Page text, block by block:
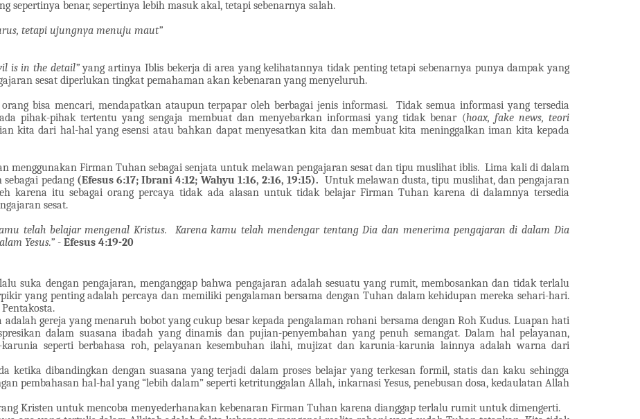
sepertinya benar, sepertinya lebih masuk akal, tetapi sebenarnya salah.
tetapi ujungnya menuju maut”
is in the detail”yang artinya Iblis bekerja di area yang kelihatannya tidak penting tetapi sebenarnya punya dampak yang
sesat diperlukan tingkat pemahaman akan kebenaran yang menyeluruh.
bisa mencari, mendapatkan ataupun terpapar oleh berbagai jenis informasi.
Tidak semua informasi yang tersedia
pihak-pihak tertentu yang sengaja membuat dan menyebarkan informasi yang tidak benar (hoax, fake news, teori
kita dari hal-hal yang esensi atau bahkan dapat menyesatkan kita dan membuat kita meninggalkan iman kita kepada
menggunakan Firman Tuhan sebagai senjata untuk melawan pengajaran sesat dan tipu muslihat iblis. Lima kali di dalam
pedang (Efesus 6:17; Ibrani 4:12; Wahyu 1:16, 2:16, 19:15). Untuk melawan dusta, tipu muslihat, dan pengajaran
karena itu sebagai orang percaya tidak ada alasan untuk tidak belajar Firman Tuhan karena di dalamnya tersedia
sesat.
telah belajar mengenal Kristus. Karena kamu telah mendengar tentang Dia dan menerima pengajaran di dalam Dia
Yesus.” - Efesus 4:19-20
suka dengan pengajaran, menganggap bahwa pengajaran adalah sesuatu yang rumit, membosankan dan tidak terlalu
yang penting adalah percaya dan memiliki pengalaman bersama dengan Tuhan dalam kehidupan mereka sehari-hari.
gereja yang menaruh bobot yang cukup besar kepada pengalaman rohani bersama dengan Roh Kudus. Luapan hati
dalam suasana ibadah yang dinamis dan pujian-penyembahan yang penuh semangat. Dalam hal pelayanan,
seperti berbahasa roh, pelayanan kesembuhan ilahi, mujizat dan karunia-karunia lainnya adalah warna dari
ketika dibandingkan dengan suasana yang terjadi dalam proses belajar yang terkesan formil, statis dan kaku sehingga
pembahasan hal-hal yang “lebih dalam” seperti ketritunggalan Allah, inkarnasi Yesus, penebusan dosa, kedaulatan Allah
Kristen untuk mencoba menyederhanakan kebenaran Firman Tuhan karena dianggap terlalu rumit untuk dimengerti.